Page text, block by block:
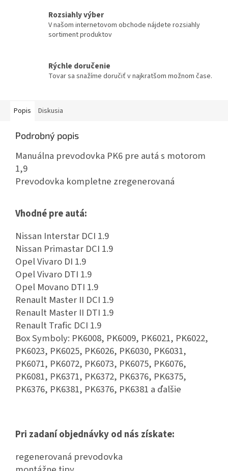
Rozsiahly výber
V našom internetovom obchode nájdete rozsiahly
sortiment produktov
Rýchle doručenie
Tovar sa snažíme doručiť v najkratšom možnom čase.
Popis Diskusia
Podrobný popis
Manuálna prevodovka PK6 pre autá s motorom
1,9
Prevodovka kompletne zregenerovaná
Vhodné pre autá:
Nissan Interstar DCI 1.9
Nissan Primastar DCI 1.9
Opel Vivaro DI 1.9
Opel Vivaro DTI 1.9
Opel Movano DTI 1.9
Renault Master II DCI 1.9
Renault Master II DTI 1.9
Renault Trafic DCI 1.9
Box Symboly: PK6008, PK6009, PK6021, PK6022,
PK6023, PK6025, PK6026, PK6030, PK6031,
PK6071, PK6072, PK6073, PK6075, PK6076,
PK6081, PK6371, PK6372, PK6376, PK6375,
PK6376, PK6381, PK6376, PK6381 a ďalšie
Pri zadaní objednávky od nás získate:
regenerovaná prevodovka